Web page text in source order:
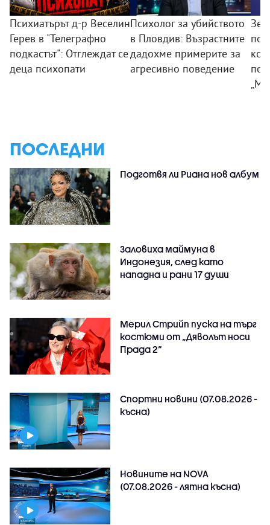
Психиатърът д-р Веселин
Герев в "Телеграфно
подкастът": Отглеждат се
деца психопати
Психолог за убийството
в Пловдив: Възрастните
дадохме примерите за
агресивно поведение
ПОСЛЕДНИ
Подготвя ли Риана нов албум
Заловиха маймуна в
Индонезия, след като
нападна и рани 17 души
Мерил Стрийп пуска на търг
костюми от „Дяволът носи
Прада 2“
Спортни новини (07.08.2026 -
късна)
Новините на NOVA
(07.08.2026 - лятна късна)